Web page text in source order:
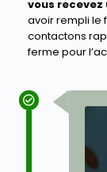
vous recevez
avoir rempli le
contactons
ferme pour